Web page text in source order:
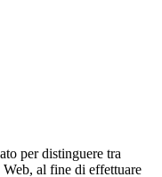
per distinguere tra
al fine di effettuare